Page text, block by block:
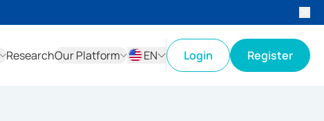
ResearchOur Platform
EN
Login Register